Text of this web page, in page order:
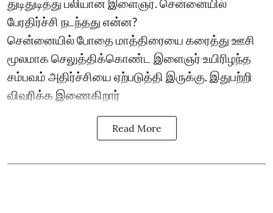
துடிதுடித்து பலியான இளைஞர். சென்னையில்
பேரதிர்ச்சி நடந்தது என்ன?
சென்னையில் போதை மாத்திரையை கரைத்து ஊசி
மூலமாக செலுத்திக்கொண்ட இளைஞர் உயிரிழந்த
சம்பவம் அதிர்ச்சியை ஏற்படுத்தி இருக்கு. இதுபற்றி
விவரிக்க இணைகிறார்
Read More